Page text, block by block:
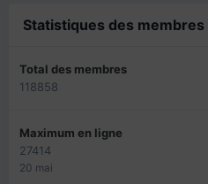
Statistiques des membres
Total des membres
118858
Maximum en ligne
27414
20 mai